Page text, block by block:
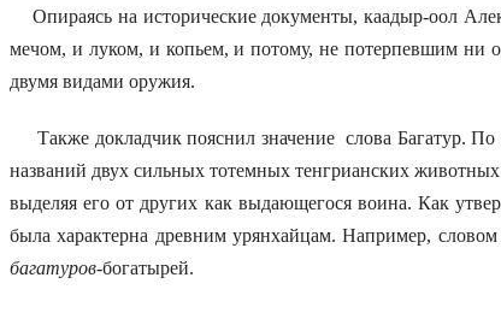
Опираясь на исторические документы, каадыр-оол
мечом, и луком, и копьем, и потому, не потерпевшим ни
двумя видами оружия.
Также докладчик пояснил значение слова Багатур. По
названий двух сильных тотемных тенгрианских
выделяя его от других как выдающегося воина. Как
была характерна древним урянхайцам. Например,
багатуров-богатырей.